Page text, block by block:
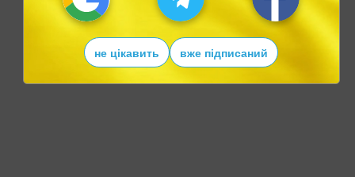
не цікавить вже підписаний